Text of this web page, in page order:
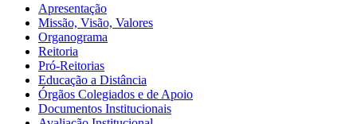
Apresentação
Missão, Visão, Valores
Organograma
Reitoria
Pró-Reitorias
Educação a Distância
Órgãos Colegiados e de Apoio
Documentos Institucionais